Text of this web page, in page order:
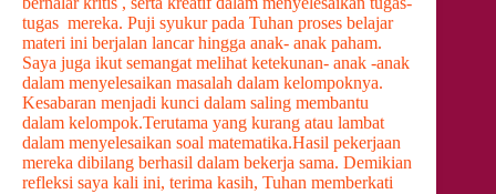
tugas mereka. Puji syukur pada Tuhan proses belajar
materi ini berjalan lancar hingga anak- anak paham.
Saya juga ikut semangat melihat ketekunan- anak -anak
dalam menyelesaikan masalah dalam kelompoknya.
Kesabaran menjadi kunci dalam saling membantu
dalam kelompok.Terutama yang kurang atau lambat
dalam menyelesaikan soal matematika.Hasil pekerjaan
mereka dibilang berhasil dalam bekerja sama. Demikian
refleksi saya kali ini, terima kasih, Tuhan memberkati